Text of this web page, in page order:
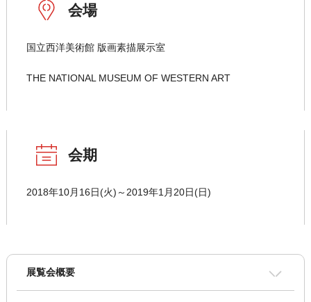
会場
国立西洋美術館 版画素描展示室
THE NATIONAL MUSEUM OF WESTERN ART
会期
2018年10月16日(火)～2019年1月20日(日)
展覧会概要